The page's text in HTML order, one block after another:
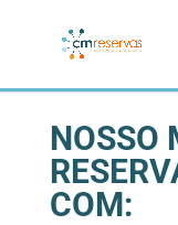
NOSSO
COM: